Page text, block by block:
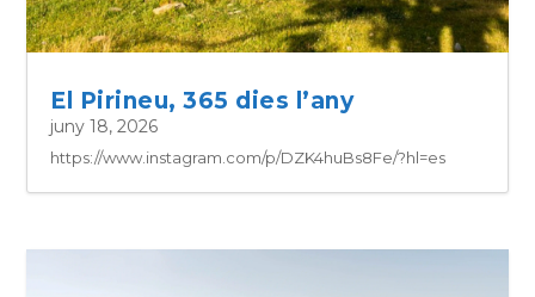
El Pirineu, 365 dies l’any
juny 18, 2026
https://www.instagram.com/p/DZK4huBs8Fe/?hl=es